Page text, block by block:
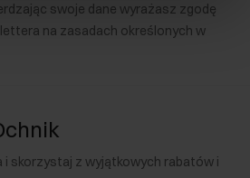
swoje dane wyrażasz zgodę
na zasadach określonych w
i skorzystaj z wyjątkowych rabatów i